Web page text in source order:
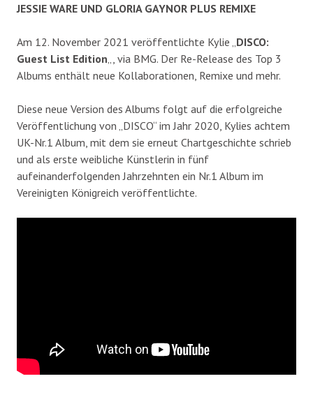
JESSIE WARE UND GLORIA GAYNOR PLUS REMIXE
Am 12. November 2021 veröffentlichte Kylie „ DISCO:
Guest List Edition „, via BMG. Der Re-Release des Top 3
Albums enthält neue Kollaborationen, Remixe und mehr.
Diese neue Version des Albums folgt auf die erfolgreiche
Veröffentlichung von „DISCO“ im Jahr 2020, Kylies achtem
UK-Nr.1 Album, mit dem sie erneut Chartgeschichte schrieb
und als erste weibliche Künstlerin in fünf
aufeinanderfolgenden Jahrzehnten ein Nr.1 Album im
Vereinigten Königreich veröffentlichte.